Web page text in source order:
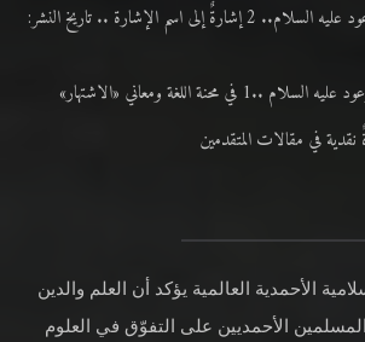
رأي في لغة المسيح الموعود عليه السلام.. 2 إشارةٌ إلى اسم الإشارة .. تاريخ النشر:
محنة اللغة ومعاني «الاشتهار»
نقدية في مقالات المتقدمين
الأحمدية العالمية يؤكد أن العلم والدين
الأحمديين على التفوّق في العلوم